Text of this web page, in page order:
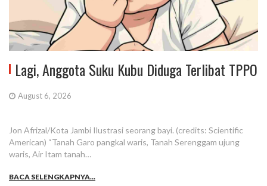
Lagi, Anggota Suku Kubu Diduga Terlibat TPPO
August 6, 2026
Jon Afrizal/Kota Jambi Ilustrasi seorang bayi. (credits: Scientific
American) “Tanah Garo pangkal waris, Tanah Serenggam ujung
waris, Air Itam tanah…
BACA SELENGKAPNYA...